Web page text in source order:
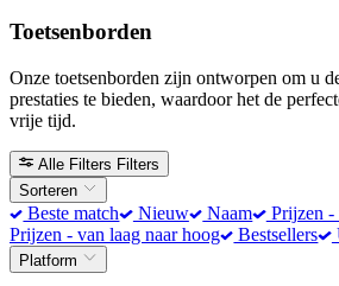
Toetsenborden
Onze toetsenborden zijn ontworpen om u
prestaties te bieden, waardoor het de
vrije tijd.
Alle Filters Filters
Sorteren
Beste match Nieuw Naam
Prijzen -
Prijzen - van laag naar hoog
Bestsellers
Platform